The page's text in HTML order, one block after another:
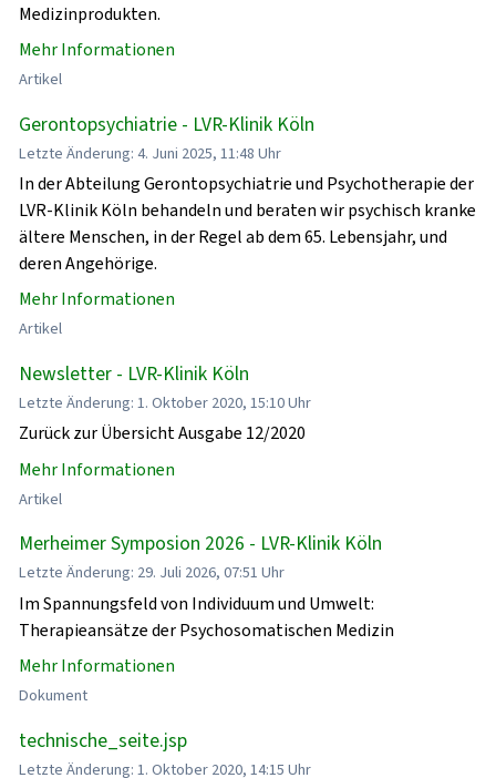
Medizinprodukten.
Mehr Informationen
Artikel
Gerontopsychiatrie - LVR-Klinik Köln
Letzte Änderung: 4. Juni 2025, 11:48 Uhr
In der Abteilung Gerontopsychiatrie und Psychotherapie der
LVR-Klinik Köln behandeln und beraten wir psychisch kranke
ältere Menschen, in der Regel ab dem 65. Lebensjahr, und
deren Angehörige.
Mehr Informationen
Artikel
Newsletter - LVR-Klinik Köln
Letzte Änderung: 1. Oktober 2020, 15:10 Uhr
Zurück zur Übersicht Ausgabe 12/2020
Mehr Informationen
Artikel
Merheimer Symposion 2026 - LVR-Klinik Köln
Letzte Änderung: 29. Juli 2026, 07:51 Uhr
Im Spannungsfeld von Individuum und Umwelt:
Therapieansätze der Psychosomatischen Medizin
Mehr Informationen
Dokument
technische_seite.jsp
Letzte Änderung: 1. Oktober 2020, 14:15 Uhr